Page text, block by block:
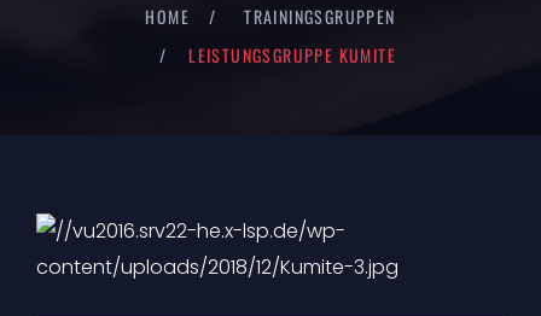
HOME
TRAININGSGRUPPEN
LEISTUNGSGRUPPE KUMITE